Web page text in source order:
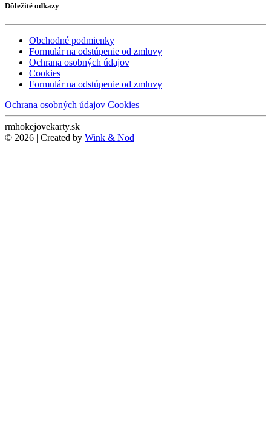
Dôležité odkazy
Obchodné podmienky
Formulár na odstúpenie od zmluvy
Ochrana osobných údajov
Cookies
Formulár na odstúpenie od zmluvy
Ochrana osobných údajov Cookies
rmhokejovekarty.sk
© 2026 | Created by Wink & Nod